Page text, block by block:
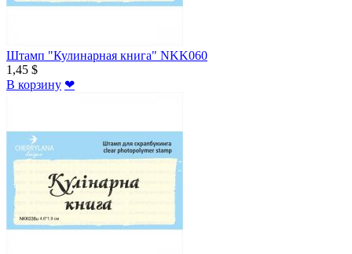
Штамп "Кулинарная книга" NKK060
1,45 $
В корзину ❤